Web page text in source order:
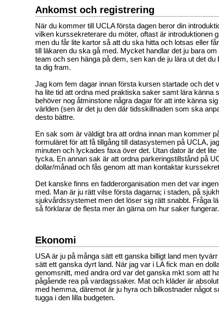
Ankomst och registrering
När du kommer till UCLA första dagen beror din
vilken kurssekreterare du möter, oftast är introduktionen
men du får lite kartor så att du ska hitta och lotsas eller
till läkaren du ska gå med. Mycket handlar det ju bara om
team och sen hänga på dem, sen kan de ju lära ut det du
ta dig fram.
Jag kom fem dagar innan första kursen startade och det
ha lite tid att ordna med praktiska saker samt lära känna
behöver nog åtminstone några dagar för att inte känna
världen (sen är det ju den där tidsskillnaden som ska
desto bättre.
En sak som är väldigt bra att ordna innan man kommer
formuläret för att få tillgång till datasystemen på UCLA,
minuten och lyckades faxa över det. Utan dator är det lite
tycka. En annan sak är att ordna parkeringstillstånd på
dollar/månad och fås genom att man kontaktar
Det kanske finns en fadderorganisation men det var
med. Man är ju rätt vilse första dagarna; i staden, på
sjukvårdssystemet men det löser sig rätt snabbt. Fråga
så förklarar de flesta mer än gärna om hur saker fungerar.
Ekonomi
USA är ju på många sätt ett ganska billigt land men
sätt ett ganska dyrt land. När jag var i LA fick man en
genomsnitt, med andra ord var det ganska mkt som att
pågående rea på vardagssaker. Mat och kläder är
med hemma, däremot är ju hyra och bilkostnader något
tugga i den lilla budgeten.